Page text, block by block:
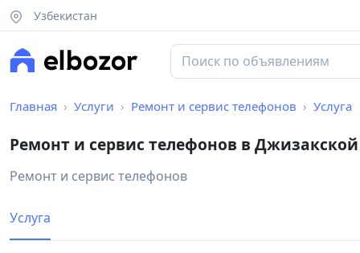
Узбекистан
Главная Услуги Ремонт и сервис телефонов Услуга
Ремонт и сервис телефонов в
Ремонт и сервис телефонов
Услуга